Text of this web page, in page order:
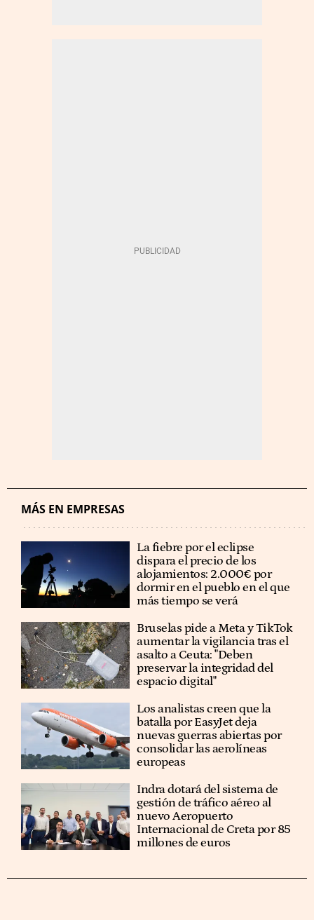
MÁS EN EMPRESAS
La fiebre por el eclipse
dispara el precio de los
alojamientos: 2.000€ por
dormir en el pueblo en el que
más tiempo se verá
Bruselas pide a Meta y TikTok
aumentar la vigilancia tras el
asalto a Ceuta: "Deben
preservar la integridad del
espacio digital"
Los analistas creen que la
batalla por EasyJet deja
nuevas guerras abiertas por
consolidar las aerolíneas
europeas
Indra dotará del sistema de
gestión de tráfico aéreo al
nuevo Aeropuerto
Internacional de Creta por 85
millones de euros